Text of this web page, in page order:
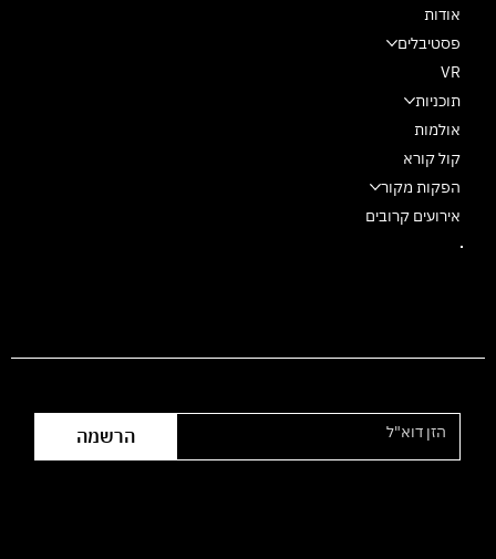
הרשמה
אודות
פסטיבלים
VR
תוכניות
אולמות
קול קורא
הפקות מקור
אירועים קרובים